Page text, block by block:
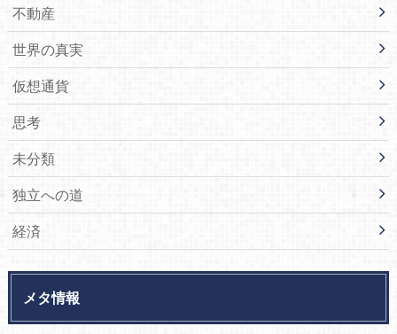
不動産
世界の真実
仮想通貨
思考
未分類
独立への道
経済
メタ情報